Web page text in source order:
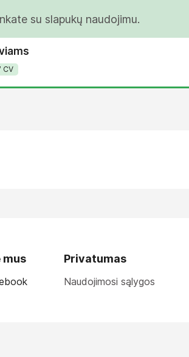
su slapukų naudojimu.
CV
mus Privatumas
Naudojimosi sąlygos